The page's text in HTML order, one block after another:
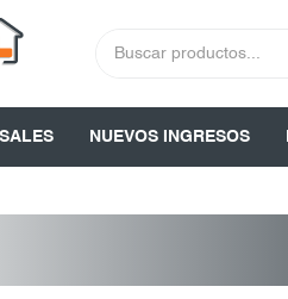
NUEVOS INGRESOS